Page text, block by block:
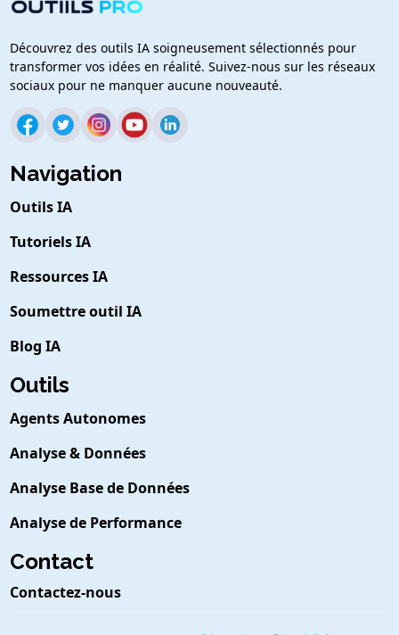
Découvrez des outils IA soigneusement sélectionnés pour
transformer vos idées en réalité. Suivez-nous sur les réseaux
sociaux pour ne manquer aucune nouveauté.
Navigation
Outils IA
Tutoriels IA
Ressources IA
Soumettre outil IA
Blog IA
Outils
Agents Autonomes
Analyse & Données
Analyse Base de Données
Analyse de Performance
Contact
Contactez-nous